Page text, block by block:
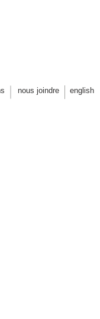
english
nous joindre